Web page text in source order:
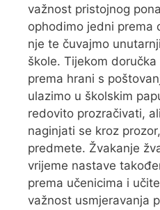
važnost pristojnog
ophodimo jedni prema
nje te čuvajmo
škole. Tijekom
prema hrani s
ulazimo u školskim
redovito prozračivati,
naginjati se kroz
predmete. Žvakanje
vrijeme nastave
prema učenicima i
važnost usmjeravanja